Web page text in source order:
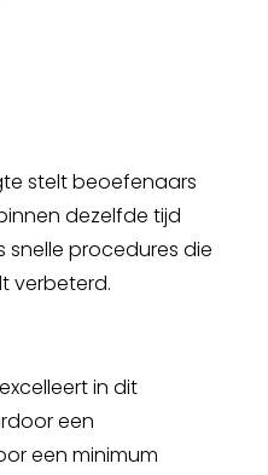
stelt beoefenaars
dezelfde tijd
procedures die
verbeterd.
in dit
een
een minimum